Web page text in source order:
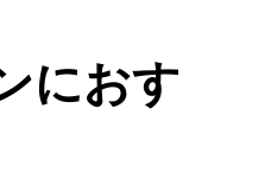
におす